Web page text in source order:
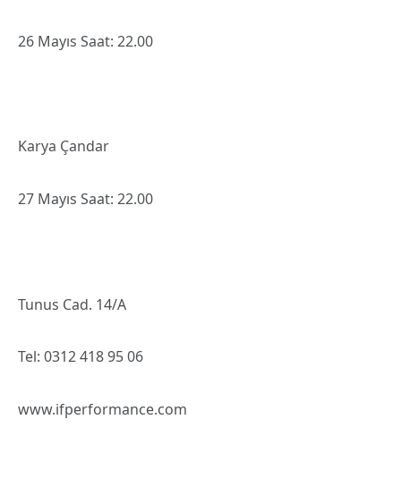
26 Mayıs Saat: 22.00
Karya Çandar
27 Mayıs Saat: 22.00
Tunus Cad. 14/A
Tel: 0312 418 95 06
www.ifperformance.com